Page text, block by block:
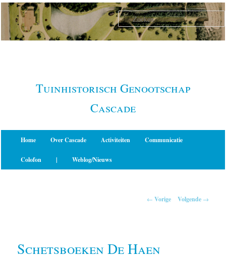
Spring
naar
primaire
Tuinhistorisch Genootschap
Cascade
Home Over Cascade Activiteiten Communicatie
Colofon | Weblog/Nieuws
← Vorige Volgende →
Schetsboeken De Haen